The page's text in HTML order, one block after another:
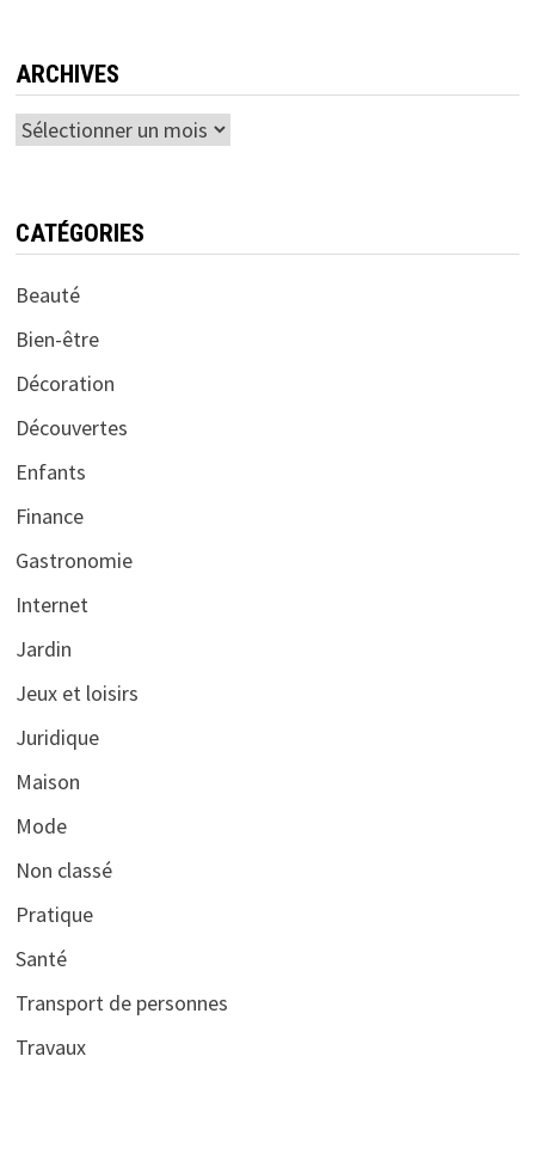
ARCHIVES
Archives
CATÉGORIES
Beauté
Bien-être
Décoration
Découvertes
Enfants
Finance
Gastronomie
Internet
Jardin
Jeux et loisirs
Juridique
Maison
Mode
Non classé
Pratique
Santé
Transport de personnes
Travaux